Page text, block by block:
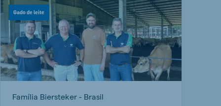
Gado de leite
Família Biersteker - Brasil